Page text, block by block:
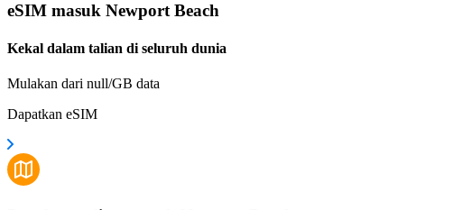
eSIM masuk Newport Beach
Kekal dalam talian di seluruh dunia
Mulakan dari null/GB data
Dapatkan eSIM